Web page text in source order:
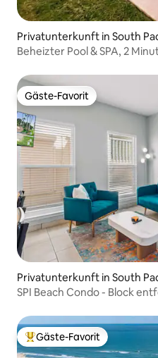
Privatunterkunft in South
Beheizter Pool & SPA, 2
Gäste-Favorit
Gäste-Favorit
Privatunterkunft in South
SPI Beach Condo - Block
Beliebter Gäste-Favorit.
Gäste-Favorit